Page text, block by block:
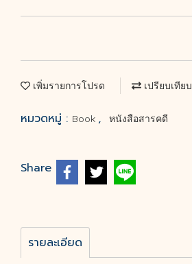
เพิ่มรายการโปรด เปรียบเทียบ
หมวดหมู่ : Book , หนังสือสารคดี
Share
รายละเอียด